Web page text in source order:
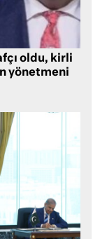
oldu, kirli
yönetmeni